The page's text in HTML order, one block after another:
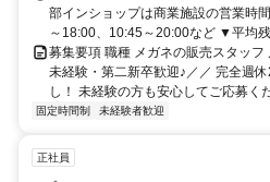
部インショップは商業施設の営業時
～18:00、10:45～20:00など ▼平均
募集要項 職種 メガネの販売スタッフ
未経験・第二新卒歓迎♪／／ 完全週
し！ 未経験の方も安心してご応募く
固定時間制 未経験者歓迎
正社員